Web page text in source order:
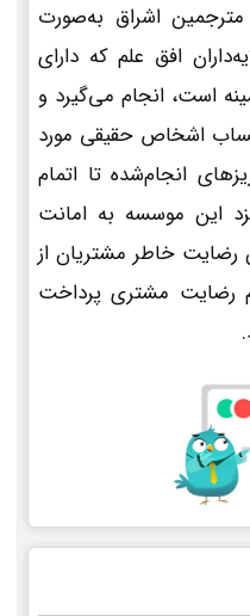
مترجمین اشراق به‌صورت
افق علم که دارای
است، انجام می‌گیرد و
اشخاص حقیقی مورد
انجام‌شده تا اتمام
این موسسه به امانت
خاطر مشتریان از
رضایت مشتری پرداخت